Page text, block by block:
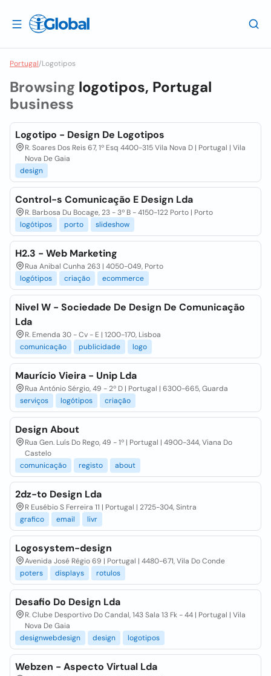
Portugal/Logotipos
Browsing logotipos, Portugal
business
Logotipo - Design De Logotipos
R. Soares Dos Reis 67, 1º Esq 4400-315 Vila Nova D | Portugal | Vila
Nova De Gaia
design
Control-s Comunicação E Design Lda
R. Barbosa Du Bocage, 23 - 3º B - 4150-122 Porto | Porto
logótipos
porto slideshow
H2.3 - Web Marketing
Rua Anibal Cunha 263 | 4050-049, Porto
logótipos
criação ecommerce
Nivel W - Sociedade De Design De Comunicação
Lda
R. Emenda 30 - Cv - E | 1200-170, Lisboa
comunicação
publicidade logo
Maurício Vieira - Unip Lda
Rua António Sérgio, 49 - 2º D | Portugal | 6300-665, Guarda
serviços
logótipos criação
Design About
Rua Gen. Luís Do Rego, 49 - 1º | Portugal | 4900-344, Viana Do
Castelo
comunicação
registo about
2dz-to Design Lda
R Eusébio S Ferreira 11 | Portugal | 2725-304, Sintra
grafico
email livr
Logosystem-design
Avenida José Régio 69 | Portugal | 4480-671, Vila Do Conde
poters
displays rotulos
Desafio Do Design Lda
R. Clube Desportivo Do Candal, 143 Sala 13 Fk - 44 | Portugal | Vila
Nova De Gaia
designwebdesign
design logotipos
Webzen - Aspecto Virtual Lda